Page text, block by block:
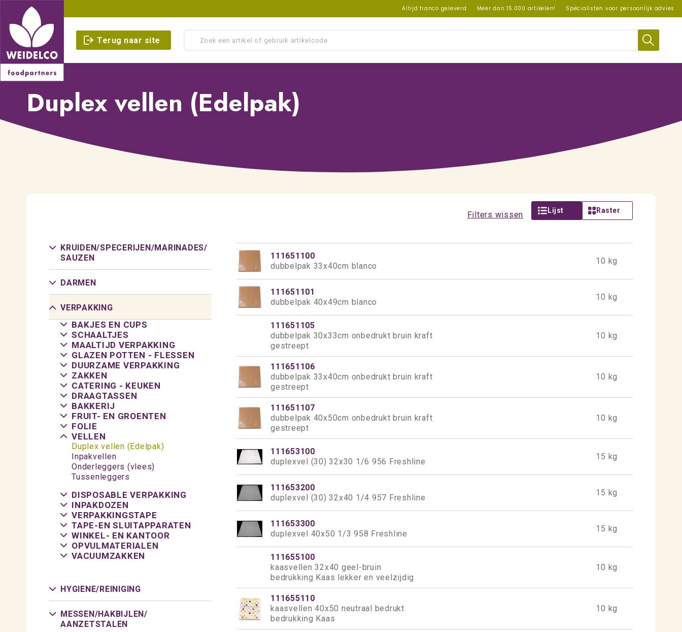
Altijd franco geleverd Meer dan 15.000 artikelen! Specialisten voor persoonlijk advies
Terug naar site
Duplex vellen (Edelpak)
Filters wissen Lijst Raster
KRUIDEN/SPECERIJEN/MARINADES/
SAUZEN
DARMEN
VERPAKKING
BAKJES EN CUPS
SCHAALTJES
MAALTIJD VERPAKKING
GLAZEN POTTEN - FLESSEN
DUURZAME VERPAKKING
ZAKKEN
CATERING - KEUKEN
DRAAGTASSEN
BAKKERIJ
FRUIT- EN GROENTEN
FOLIE
VELLEN
Duplex vellen (Edelpak)
Inpakvellen
Onderleggers (vlees)
Tussenleggers
DISPOSABLE VERPAKKING
INPAKDOZEN
VERPAKKINGSTAPE
TAPE-EN SLUITAPPARATEN
WINKEL- EN KANTOOR
OPVULMATERIALEN
VACUUMZAKKEN
HYGIENE/REINIGING
MESSEN/HAKBIJLEN/
AANZETSTALEN
111651100
dubbelpak 33x40cm blanco
10 kg
111651101
dubbelpak 40x49cm blanco
10 kg
111651105
dubbelpak 30x33cm onbedrukt bruin kraft
gestreept
10 kg
111651106
dubbelpak 33x40cm onbedrukt bruin kraft
gestreept
10 kg
111651107
dubbelpak 40x50cm onbedrukt bruin kraft
gestreept
10 kg
111653100
duplexvel (30) 32x30 1/6 956 Freshline
15 kg
111653200
duplexvel (30) 32x40 1/4 957 Freshline
15 kg
111653300
duplexvel 40x50 1/3 958 Freshline
15 kg
111655100
kaasvellen 32x40 geel-bruin
bedrukking Kaas lekker en veelzijdig
10 kg
111655110
kaasvellen 40x50 neutraal bedrukt
bedrukking Kaas
10 kg